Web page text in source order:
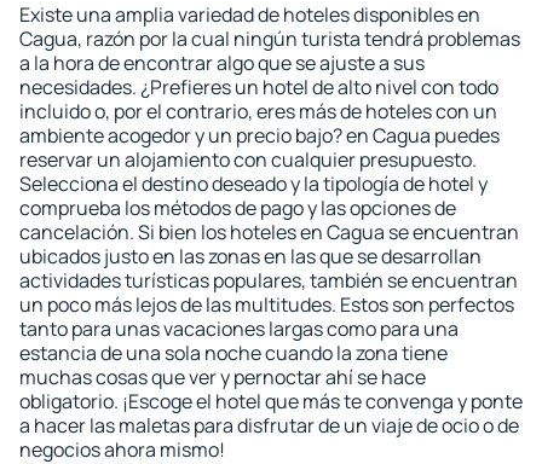
Existe una amplia variedad de hoteles disponibles en
Cagua, razón por la cual ningún turista tendrá problemas
a la hora de encontrar algo que se ajuste a sus
necesidades. ¿Prefieres un hotel de alto nivel con todo
incluido o, por el contrario, eres más de hoteles con un
ambiente acogedor y un precio bajo? en Cagua puedes
reservar un alojamiento con cualquier presupuesto.
Selecciona el destino deseado y la tipología de hotel y
comprueba los métodos de pago y las opciones de
cancelación. Si bien los hoteles en Cagua se encuentran
ubicados justo en las zonas en las que se desarrollan
actividades turísticas populares, también se encuentran
un poco más lejos de las multitudes. Estos son perfectos
tanto para unas vacaciones largas como para una
estancia de una sola noche cuando la zona tiene
muchas cosas que ver y pernoctar ahí se hace
obligatorio. ¡Escoge el hotel que más te convenga y ponte
a hacer las maletas para disfrutar de un viaje de ocio o de
negocios ahora mismo!